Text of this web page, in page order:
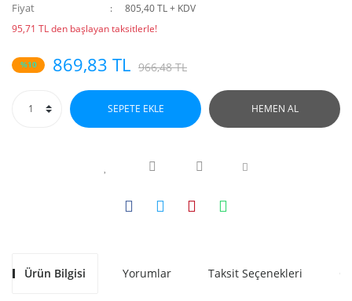
Fiyat
805,40 TL + KDV
95,71 TL den başlayan taksitlerle!
%10 869,83 TL 966,48 TL
SEPETE EKLE HEMEN AL
Ürün Bilgisi Yorumlar Taksit Seçenekleri